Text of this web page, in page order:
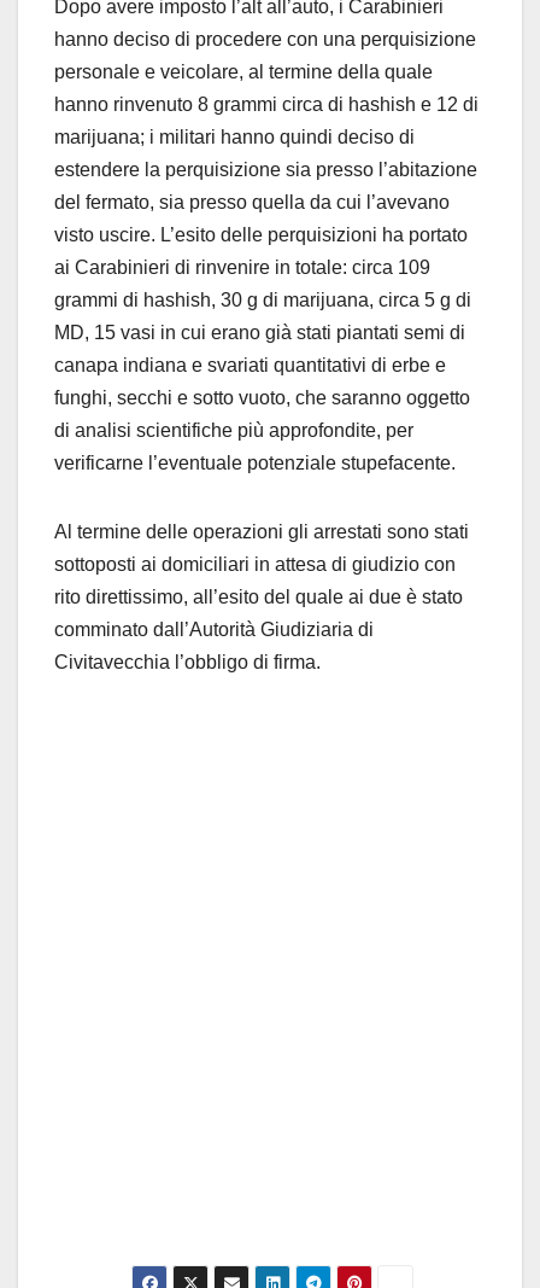
Dopo avere imposto l’alt all’auto, i Carabinieri
hanno deciso di procedere con una perquisizione
personale e veicolare, al termine della quale
hanno rinvenuto 8 grammi circa di hashish e 12 di
marijuana; i militari hanno quindi deciso di
estendere la perquisizione sia presso l’abitazione
del fermato, sia presso quella da cui l’avevano
visto uscire. L’esito delle perquisizioni ha portato
ai Carabinieri di rinvenire in totale: circa 109
grammi di hashish, 30 g di marijuana, circa 5 g di
MD, 15 vasi in cui erano già stati piantati semi di
canapa indiana e svariati quantitativi di erbe e
funghi, secchi e sotto vuoto, che saranno oggetto
di analisi scientifiche più approfondite, per
verificarne l’eventuale potenziale stupefacente.
Al termine delle operazioni gli arrestati sono stati
sottoposti ai domiciliari in attesa di giudizio con
rito direttissimo, all’esito del quale ai due è stato
comminato dall’Autorità Giudiziaria di
Civitavecchia l’obbligo di firma.